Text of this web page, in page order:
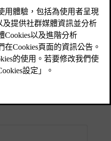
態列內始終都能看到。 其他
到，或甚至停用，例如無線充
號通知，例如發生網際網路